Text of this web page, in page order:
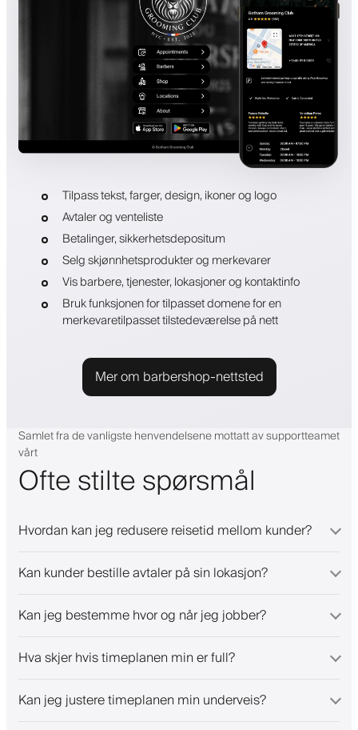
Tilpass tekst, farger, design, ikoner og logo
Avtaler og venteliste
Betalinger, sikkerhetsdepositum
Selg skjønnhetsprodukter og merkevarer
Vis barbere, tjenester, lokasjoner og kontaktinfo
Bruk funksjonen for tilpasset domene for en
merkevaretilpasset tilstedeværelse på nett
Mer om barbershop-nettsted
Samlet fra de vanligste henvendelsene mottatt av supportteamet
vårt
Ofte stilte spørsmål
Hvordan kan jeg redusere reisetid mellom kunder?
Kan kunder bestille avtaler på sin lokasjon?
Kan jeg bestemme hvor og når jeg jobber?
Hva skjer hvis timeplanen min er full?
Kan jeg justere timeplanen min underveis?